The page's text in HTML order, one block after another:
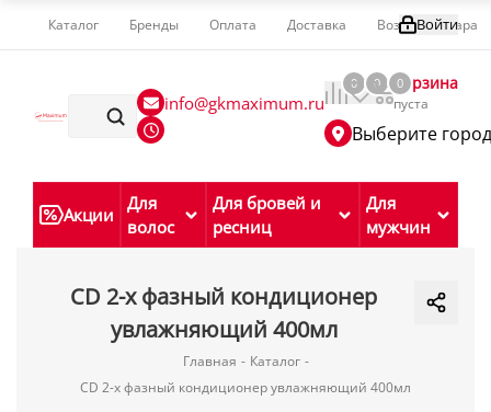
Каталог Бренды Оплата Доставка Возврат товара
Войти
info@gkmaximum.ru
0 0 0
Корзина
пуста
Выберите город
Акции
Для
волос
Для бровей и
ресниц
Для
мужчин
CD 2-х фазный кондиционер
увлажняющий 400мл
Главная - Каталог -
CD 2-х фазный кондиционер увлажняющий 400мл